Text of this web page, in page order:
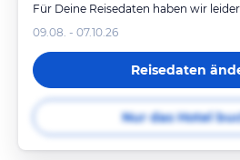
Für Deine Reisedaten haben wir
09.08. - 07.10.26
Reisedaten
Nur das Hotel